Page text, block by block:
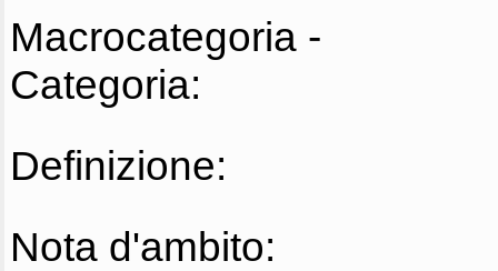
Macrocategoria -
Categoria:
Definizione:
Nota d'ambito: